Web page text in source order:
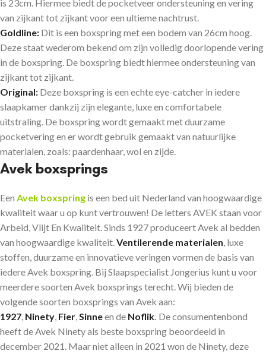
is 23cm. Hiermee biedt de pocketveer ondersteuning en vering
van zijkant tot zijkant voor een ultieme nachtrust.
Goldline: Dit is een boxspring met een bodem van 26cm hoog.
Deze staat wederom bekend om zijn volledig doorlopende vering
in de boxspring. De boxspring biedt hiermee ondersteuning van
zijkant tot zijkant.
Original: Deze boxspring is een echte eye-catcher in iedere
slaapkamer dankzij zijn elegante, luxe en comfortabele
uitstraling. De boxspring wordt gemaakt met duurzame
pocketvering en er wordt gebruik gemaakt van natuurlijke
materialen, zoals: paardenhaar, wol en zijde.
Avek boxsprings
Een Avek boxspring is een bed uit Nederland van hoogwaardige
kwaliteit waar u op kunt vertrouwen! De letters AVEK staan voor
Arbeid, Vlijt En Kwaliteit. Sinds 1927 produceert Avek al bedden
van hoogwaardige kwaliteit.Ventilerende materialen, luxe
stoffen, duurzame en innovatieve veringen vormen de basis van
iedere Avek boxspring. Bij Slaapspecialist Jongerius kunt u voor
meerdere soorten Avek boxsprings terecht. Wij bieden de
volgende soorten boxsprings van Avek aan:
1927, Ninety, Fier,Sinneen de Noflik. De consumentenbond
heeft de Avek Ninety als beste boxspring beoordeeld in
december 2021. Maar niet alleen in 2021 won de Ninety, deze